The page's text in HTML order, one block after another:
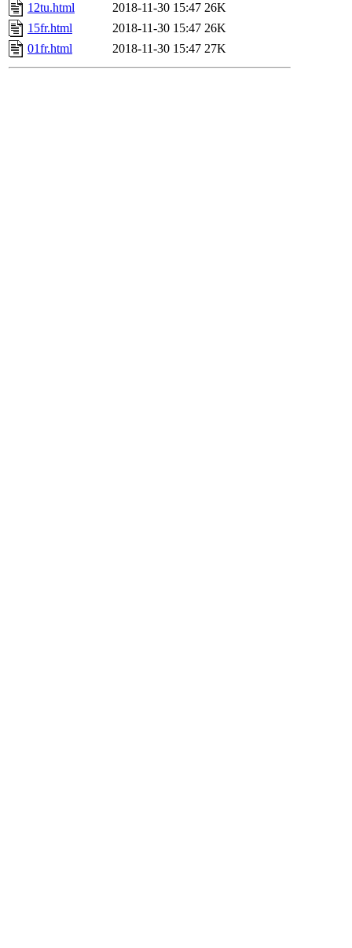
12tu.html
2018-11-30 15:47 26K
15fr.html
2018-11-30 15:47 26K
01fr.html
2018-11-30 15:47 27K